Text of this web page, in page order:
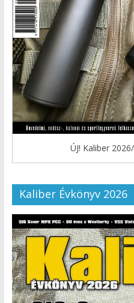
ÚJ! Kaliber
Kaliber Évkönyv 2026